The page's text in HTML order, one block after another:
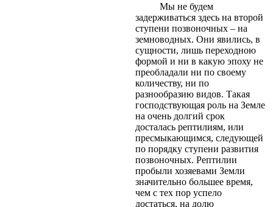
Мы не будем
задерживаться здесь на второй
ступени позвоночных – на
земноводных. Они явились, в
сущности, лишь переходною
формой и ни в какую эпоху не
преобладали ни по своему
количеству, ни по
разнообразию видов. Такая
господствующая роль на Земле
на очень долгий срок
досталась рептилиям, или
пресмыкающимся, следующей
по порядку ступени развития
позвоночных. Рептилии
пробыли хозяевами Земли
значительно большее время,
чем с тех пор успело
достаться, на долю